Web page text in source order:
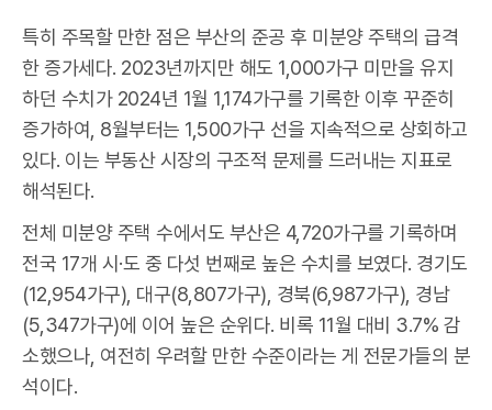
특히 주목할 만한 점은 부산의 준공 후 미분양 주택의 급격
한 증가세다. 2023년까지만 해도 1,000가구 미만을 유지
하던 수치가 2024년 1월 1,174가구를 기록한 이후 꾸준히
증가하여, 8월부터는 1,500가구 선을 지속적으로 상회하고
있다. 이는 부동산 시장의 구조적 문제를 드러내는 지표로
해석된다.
전체 미분양 주택 수에서도 부산은 4,720가구를 기록하며
전국 17개 시·도 중 다섯 번째로 높은 수치를 보였다. 경기도
(12,954가구), 대구(8,807가구), 경북(6,987가구), 경남
(5,347가구)에 이어 높은 순위다. 비록 11월 대비 3.7% 감
소했으나, 여전히 우려할 만한 수준이라는 게 전문가들의 분
석이다.